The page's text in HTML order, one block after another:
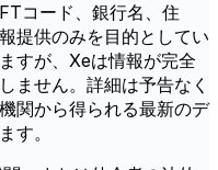
コード、銀行名、住
提供のみを目的としてい
すが、Xeは情報が完全
ません。詳細は予告なく
関から得られる最新のデ
す。